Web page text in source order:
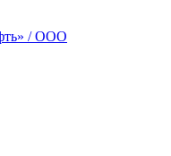
/ ООО